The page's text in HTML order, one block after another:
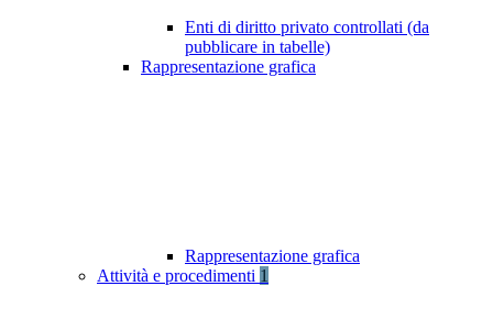
Enti di diritto privato controllati (da
pubblicare in tabelle)
Rappresentazione grafica
Rappresentazione grafica
Attività e procedimenti 1